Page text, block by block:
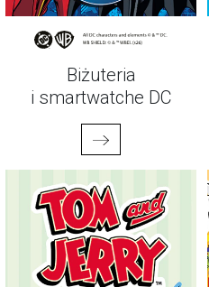
Biżuteria
i smartwatche DC